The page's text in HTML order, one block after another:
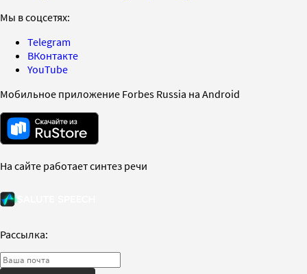
Мы в соцсетях:
Telegram
ВКонтакте
YouTube
Мобильное приложение Forbes Russia на Android
На сайте работает синтез речи
Рассылка: